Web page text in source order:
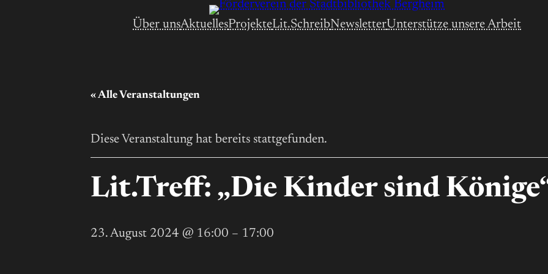
Über unsAktuellesProjekteLit.SchreibNewsletterUnterstütze unsere Arbeit
« Alle Veranstaltungen
Diese Veranstaltung hat bereits stattgefunden.
Lit.Treff: „Die Kinder sind
23. August 2024 @ 16:00 – 17:00